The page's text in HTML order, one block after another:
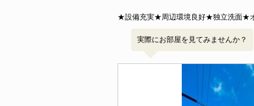
★設備充実★周辺環境良好★独立洗面★
実際にお部屋を見てみませんか？